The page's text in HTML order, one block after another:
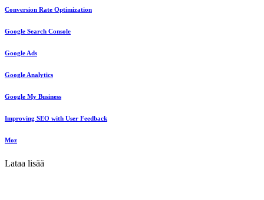
Conversion Rate Optimization
Google Search Console
Google Ads
Google Analytics
Google My Business
Improving SEO with User Feedback
Moz
Lataa lisää